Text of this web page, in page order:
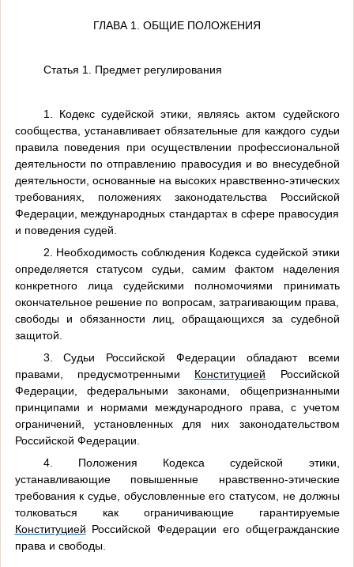
ГЛАВА 1. ОБЩИЕ ПОЛОЖЕНИЯ
Статья 1. Предмет регулирования
1. Кодекс судейской этики, являясь актом судейского
сообщества, устанавливает обязательные для каждого судьи
правила поведения при осуществлении профессиональной
деятельности по отправлению правосудия и во внесудебной
деятельности, основанные на высоких нравственно-этических
требованиях, положениях законодательства Российской
Федерации, международных стандартах в сфере правосудия
и поведения судей.
2. Необходимость соблюдения Кодекса судейской этики
определяется статусом судьи, самим фактом наделения
конкретного лица судейскими полномочиями принимать
окончательное решение по вопросам, затрагивающим права,
свободы и обязанности лиц, обращающихся за судебной
защитой.
3. Судьи Российской Федерации обладают всеми
правами, предусмотренными Конституцией Российской
Федерации, федеральными законами, общепризнанными
принципами и нормами международного права, с учетом
ограничений, установленных для них законодательством
Российской Федерации.
4. Положения Кодекса судейской этики,
устанавливающие повышенные нравственно-этические
требования к судье, обусловленные его статусом, не должны
толковаться как ограничивающие гарантируемые
Конституцией Российской Федерации его общегражданские
права и свободы.